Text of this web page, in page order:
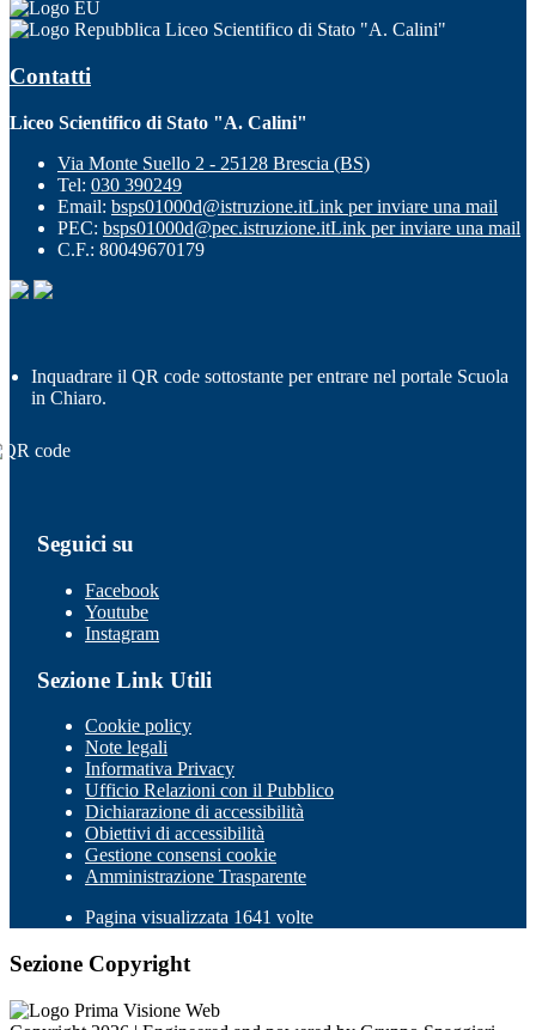
Liceo Scientifico di Stato "A. Calini"
Contatti
Liceo Scientifico di Stato "A. Calini"
Via Monte Suello 2 - 25128 Brescia (BS)
Tel: 030 390249
Email: bsps01000d@istruzione.itLink per inviare una mail
PEC: bsps01000d@pec.istruzione.itLink per inviare una mail
C.F.: 80049670179
Inquadrare il QR code sottostante per entrare nel portale Scuola
in Chiaro.
Seguici su
Facebook
Youtube
Instagram
Sezione Link Utili
Cookie policy
Note legali
Informativa Privacy
Ufficio Relazioni con il Pubblico
Dichiarazione di accessibilità
Obiettivi di accessibilità
Gestione consensi cookie
Amministrazione Trasparente
Pagina visualizzata 1641 volte
Sezione Copyright